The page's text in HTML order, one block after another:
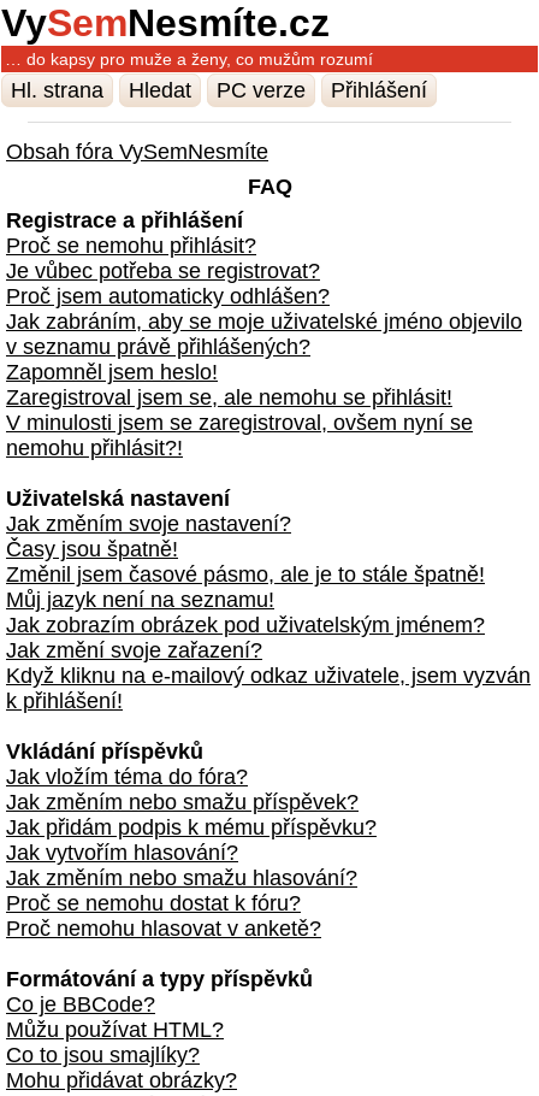
VySemNesmíte.cz
… do kapsy pro muže a ženy, co mužům rozumí
Hl. strana Hledat PC verze Přihlášení
Obsah fóra VySemNesmíte
FAQ
Registrace a přihlášení
Proč se nemohu přihlásit?
Je vůbec potřeba se registrovat?
Proč jsem automaticky odhlášen?
Jak zabráním, aby se moje uživatelské jméno objevilo
v seznamu právě přihlášených?
Zapomněl jsem heslo!
Zaregistroval jsem se, ale nemohu se přihlásit!
V minulosti jsem se zaregistroval, ovšem nyní se
nemohu přihlásit?!
Uživatelská nastavení
Jak změním svoje nastavení?
Časy jsou špatně!
Změnil jsem časové pásmo, ale je to stále špatně!
Můj jazyk není na seznamu!
Jak zobrazím obrázek pod uživatelským jménem?
Jak změní svoje zařazení?
Když kliknu na e-mailový odkaz uživatele, jsem vyzván
k přihlášení!
Vkládání příspěvků
Jak vložím téma do fóra?
Jak změním nebo smažu příspěvek?
Jak přidám podpis k mému příspěvku?
Jak vytvořím hlasování?
Jak změním nebo smažu hlasování?
Proč se nemohu dostat k fóru?
Proč nemohu hlasovat v anketě?
Formátování a typy příspěvků
Co je BBCode?
Můžu používat HTML?
Co to jsou smajlíky?
Mohu přidávat obrázky?